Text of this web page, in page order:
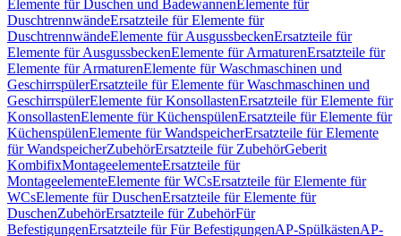
Elemente für Duschen und BadewannenElemente für
DuschtrennwändeErsatzteile für Elemente für
DuschtrennwändeElemente für AusgussbeckenErsatzteile für
Elemente für AusgussbeckenElemente für ArmaturenErsatzteile für
Elemente für ArmaturenElemente für Waschmaschinen und
GeschirrspülerErsatzteile für Elemente für Waschmaschinen und
GeschirrspülerElemente für KonsollastenErsatzteile für Elemente für
KonsollastenElemente für KüchenspülenErsatzteile für Elemente für
KüchenspülenElemente für WandspeicherErsatzteile für Elemente
für WandspeicherZubehörErsatzteile für ZubehörGeberit
KombifixMontageelementeErsatzteile für
MontageelementeElemente für WCsErsatzteile für Elemente für
WCsElemente für DuschenErsatzteile für Elemente für
DuschenZubehörErsatzteile für ZubehörFür
BefestigungenErsatzteile für Für BefestigungenAP-SpülkästenAP-